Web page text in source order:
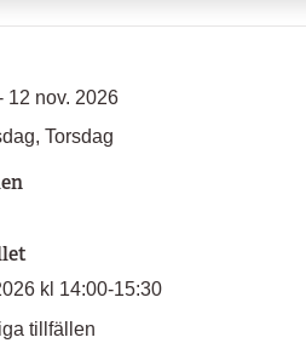
12 nov. 2026
Torsdag
kl 14:00-15:30
tillfällen